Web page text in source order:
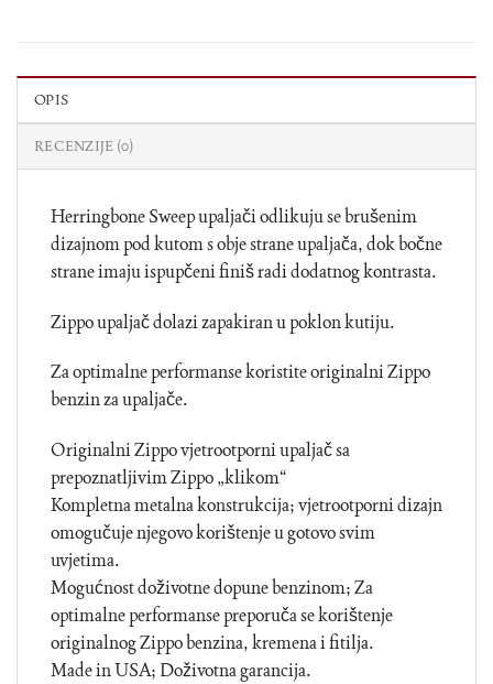
OPIS
RECENZIJE (0)
Herringbone Sweep upaljači odlikuju se brušenim
dizajnom pod kutom s obje strane upaljača, dok bočne
strane imaju ispupčeni finiš radi dodatnog kontrasta.
Zippo upaljač dolazi zapakiran u poklon kutiju.
Za optimalne performanse koristite originalni Zippo
benzin za upaljače.
Originalni Zippo vjetrootporni upaljač sa
prepoznatljivim Zippo „klikom“
Kompletna metalna konstrukcija; vjetrootporni dizajn
omogučuje njegovo korištenje u gotovo svim
uvjetima.
Mogućnost doživotne dopune benzinom; Za
optimalne performanse preporuča se korištenje
originalnog Zippo benzina, kremena i fitilja.
Made in USA; Doživotna garancija.